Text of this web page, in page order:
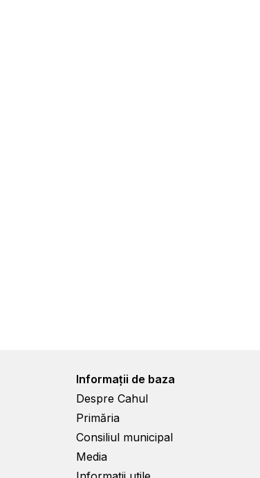
Informații de baza
Despre Cahul
Primăria
Consiliul municipal
Media